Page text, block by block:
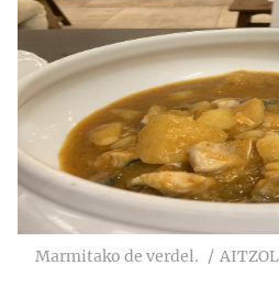
Marmitako de verdel.